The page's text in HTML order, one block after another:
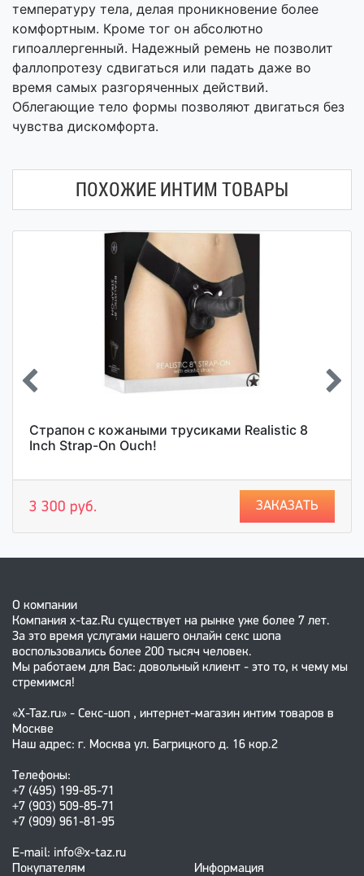
температуру тела, делая проникновение более
комфортным. Кроме тог он абсолютно
гипоаллергенный. Надежный ремень не позволит
фаллопротезу сдвигаться или падать даже во
время самых разгоряченных действий.
Облегающие тело формы позволяют двигаться без
чувства дискомфорта.
ПОХОЖИЕ ИНТИМ ТОВАРЫ
Страпон с кожаными трусиками Realistic 8
Inch Strap-On Ouch!
3 300 руб. ЗАКАЗАТЬ
О компании
Компания x-taz.Ru существует на рынке уже более 7 лет.
За это время услугами нашего онлайн секс шопа
воспользовались более 200 тысяч человек.
Мы работаем для Вас: довольный клиент - это то, к чему мы
стремимся!
«X-Taz.ru» - Секс-шоп , интернет-магазин интим товаров в
Москве
Наш адрес: г. Москва ул. Багрицкого д. 16 кор.2
Телефоны:
+7 (495) 199-85-71
+7 (903) 509-85-71
+7 (909) 961-81-95
E-mail: info@x-taz.ru
Покупателям
Информация